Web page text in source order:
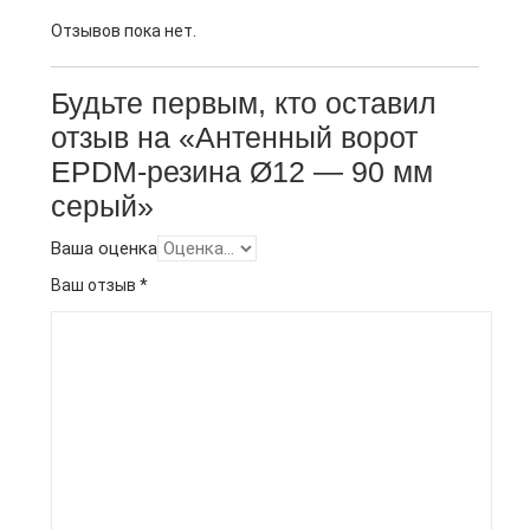
Отзывов пока нет.
Будьте первым, кто оставил
отзыв на «Антенный ворот
EPDM-резина Ø12 — 90 мм
серый»
Ваша оценка
Ваш отзыв *